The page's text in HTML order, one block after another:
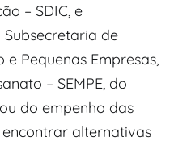
– SDIC, e
de
Pequenas Empresas,
– SEMPE, do
do empenho das
alternativas